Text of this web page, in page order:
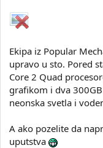
Ekipa iz Popular
upravo u sto. Pored
Core 2 Quad
grafikom i dva
neonska svetla i
A ako pozelite da
uputstva